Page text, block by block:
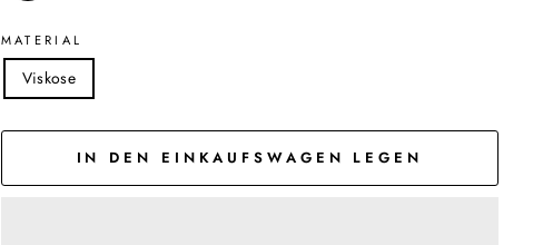
MATERIAL
Viskose
IN DEN EINKAUFSWAGEN LEGEN